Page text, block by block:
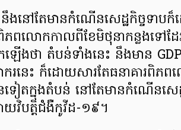
ងនៅតែមានកំណើនសេដ្ឋកិច្ចទាបក៏ដ
ពិភពលោកកាលពីខែមិថុនាកន្លងទៅដ
ើងថា តំបន់ទាំងនេះ នឹងមាន
ាករនេះ ក៏ដោយសារតែធនាគារពិ
តក្នុងតំបន់ នៅតែមានកំណើនសេដ្ឋ
វិបត្តិជំងឺកូវីដ-១៩។